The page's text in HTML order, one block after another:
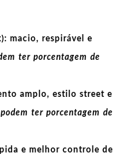
macio, respirável e
ter porcentagem de
amplo, estilo street e
ter porcentagem de
e melhor controle de